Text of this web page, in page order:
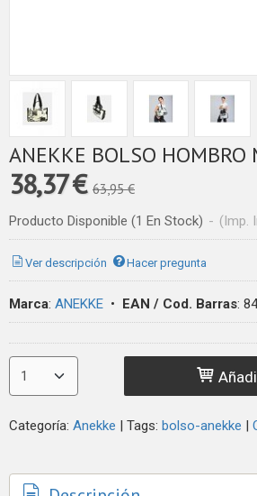
ANEKKE BOLSO HOMBRO
38,37 € 63,95 €
Producto Disponible (1 En Stock) - (Imp.
Ver descripción Hacer pregunta
Marca: ANEKKE • EAN / Cod. Barras:
Categoría: Anekke | Tags: bolso-anekke |